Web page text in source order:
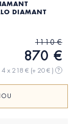
DIAMANT
1110 €
870 €
4 x 218 € (+ 20 € ) ?